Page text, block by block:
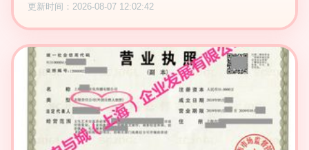
更新时间：2026-08-07 12:02:42